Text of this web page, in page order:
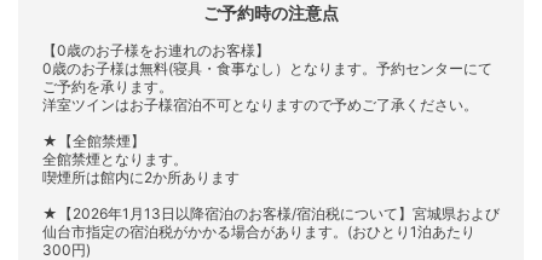
ご予約時の注意点
【0歳のお子様をお連れのお客様】
0歳のお子様は無料(寝具・食事なし）となります。予約センターにて
ご予約を承ります。
洋室ツインはお子様宿泊不可となりますので予めご了承ください。
★【全館禁煙】
全館禁煙となります。
喫煙所は館内に2か所あります
★【2026年1月13日以降宿泊のお客様/宿泊税について】宮城県および
仙台市指定の宿泊税がかかる場合があります。(おひとり1泊あたり
300円)